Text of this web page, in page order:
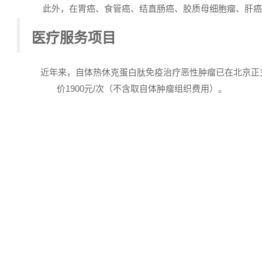
此外，在胃癌、食管癌、结直肠癌、胶质母细胞瘤、肝
医疗服务项目
近年来，自体热休克蛋白肽免疫治疗恶性肿瘤已在北京
价1900元/次（不含取自体肿瘤组织费用）。